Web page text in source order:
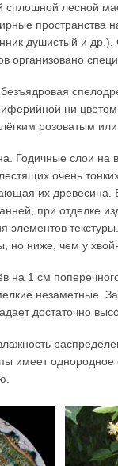
лесной
пространства
душистый и
организовано
ни
розоватым или
Годичные слои на
очень
их древесина.
при отделке
элементов
но ниже, чем у
на 1 см
незаметные.
достаточно
имеет